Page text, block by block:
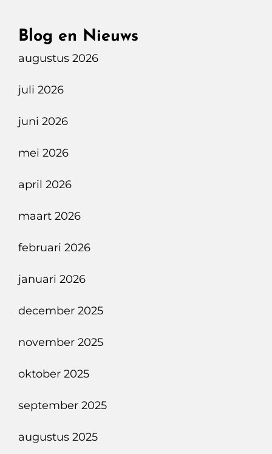
En
Blog en Nieuws
augustus 2026
juli 2026
juni 2026
mei 2026
april 2026
maart 2026
februari 2026
januari 2026
december 2025
november 2025
oktober 2025
september 2025
augustus 2025